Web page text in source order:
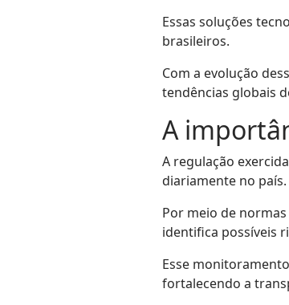
Essas soluções
brasileiros.
Com a evolução
tendências globais
A
A regulação
diariamente no país.
Por meio de
identifica possíveis
Esse
fortalecendo a